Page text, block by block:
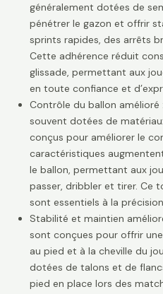
généralement dotées de
pénétrer le gazon et offrir
sprints rapides, des arrêts
Cette adhérence réduit
glissade, permettant aux
en toute confiance et
Contrôle du ballon
souvent dotées de
conçus pour améliorer le
caractéristiques
le ballon, permettant aux
passer, dribbler et tirer. Ce
sont essentiels à la
Stabilité et maintien
sont conçues pour offrir
au pied et à la cheville du
dotées de talons et de
pied en place lors des